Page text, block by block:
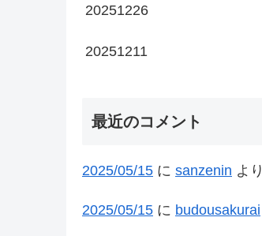
20251226
20251211
最近のコメント
2025/05/15 に sanzenin より
2025/05/15 に budousakurai